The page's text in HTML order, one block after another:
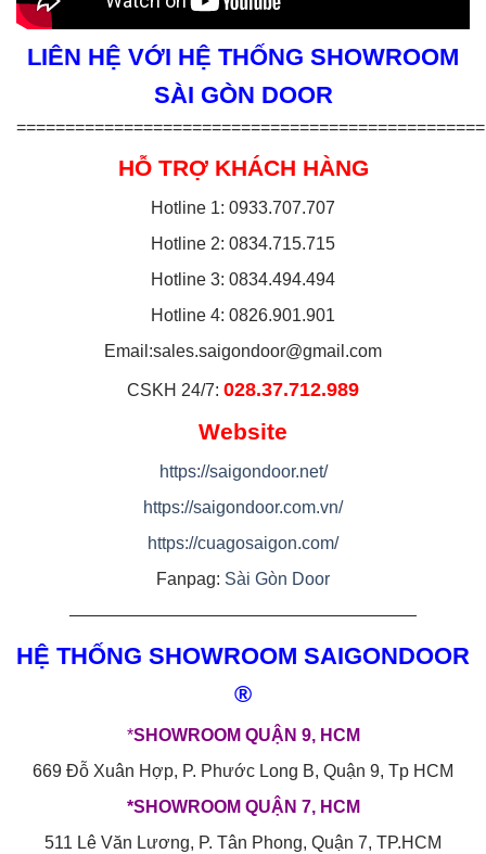
LIÊN HỆ VỚI HỆ THỐNG SHOWROOM
SÀI GÒN DOOR
================================================
HỖ TRỢ KHÁCH HÀNG
Hotline 1: 0933.707.707
Hotline 2: 0834.715.715
Hotline 3: 0834.494.494
Hotline 4: 0826.901.901
Email:sales.saigondoor@gmail.com
CSKH 24/7: 028.37.712.989
Website
https://saigondoor.net/
https://saigondoor.com.vn/
https://cuagosaigon.com/
Fanpag: Sài Gòn Door
————————————————————
HỆ THỐNG SHOWROOM SAIGONDOOR
®
*SHOWROOM QUẬN 9, HCM
669 Đỗ Xuân Hợp, P. Phước Long B, Quận 9, Tp HCM
*SHOWROOM QUẬN 7, HCM
511 Lê Văn Lương, P. Tân Phong, Quận 7, TP.HCM